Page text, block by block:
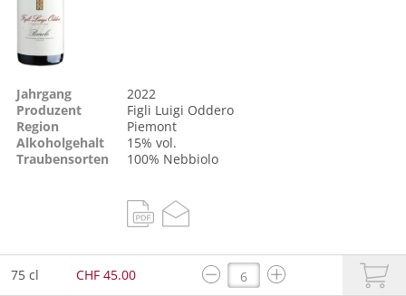
Jahrgang
2022
Produzent
Figli Luigi Oddero
Region
Piemont
Alkoholgehalt
15% vol.
Traubensorten
100% Nebbiolo
75 cl CHF 45.00